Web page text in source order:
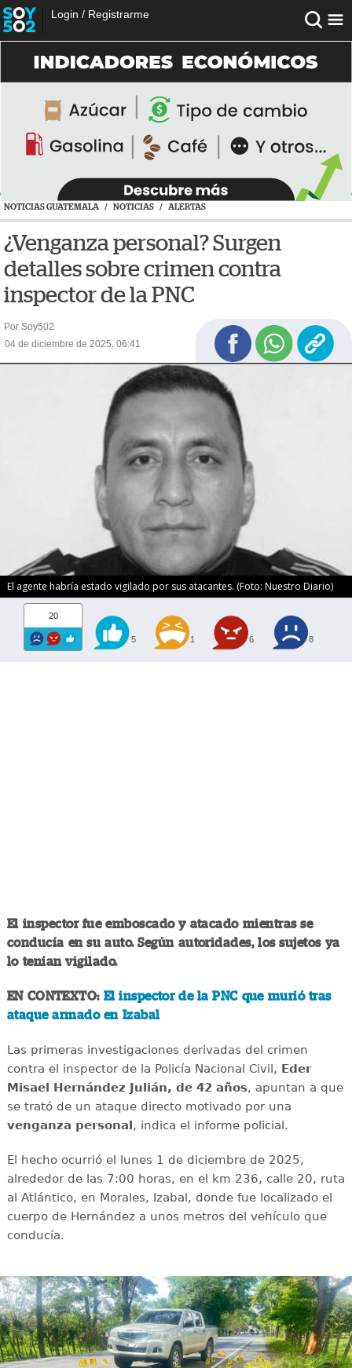
Login / Registrarme
NOTICIAS GUATEMALA / NOTICIAS / ALERTAS
¿Venganza personal? Surgen
detalles sobre crimen contra
inspector de la PNC
Por Soy502
04 de diciembre de 2025, 06:41
El agente habría estado vigilado por sus atacantes. (Foto: Nuestro Diario)
20
5 1 6 8
El inspector fue emboscado y atacado mientras se
conducía en su auto. Según autoridades, los sujetos ya
lo tenían vigilado.
EN CONTEXTO: El inspector de la PNC que murió tras
ataque armado en Izabal
Las primeras investigaciones derivadas del crimen
contra el inspector de la Policía Nacional Civil, Eder
Misael Hernández Julián, de 42 años, apuntan a que
se trató de un ataque directo motivado por una
venganza personal, indica el informe policial.
El hecho ocurrió el lunes 1 de diciembre de 2025,
alrededor de las 7:00 horas, en el km 236, calle 20, ruta
al Atlántico, en Morales, Izabal, donde fue localizado el
cuerpo de Hernández a unos metros del vehículo que
conducía.